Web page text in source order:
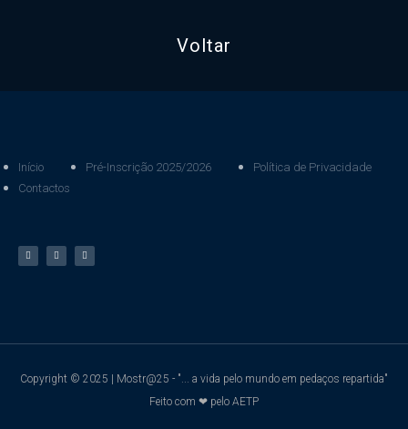
Voltar
Início Pré-Inscrição 2025/2026
Política de Privacidade
Contactos
Copyright © 2025 | Mostr@25 - "... a vida pelo mundo em pedaços repartida"
Feito com ❤ pelo AETP